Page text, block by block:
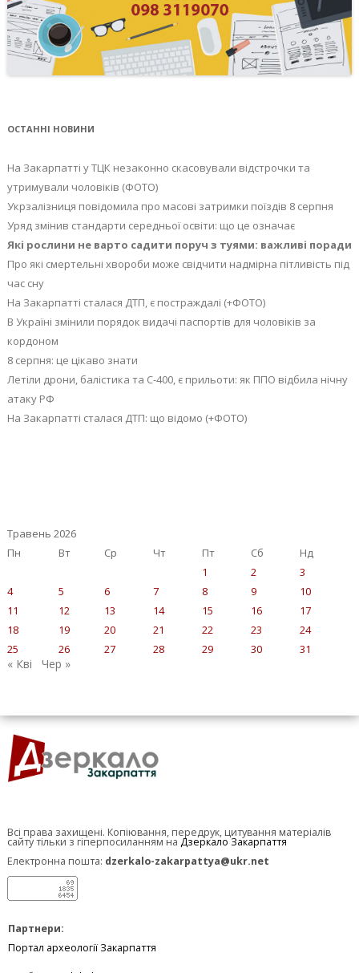
ОСТАННІ НОВИНИ
На Закарпатті у ТЦК незаконно скасовували відстрочки та
утримували чоловіків (ФОТО)
Укрзалізниця повідомила про масові затримки поїздів 8 серпня
Уряд змінив стандарти середньої освіти: що це означає
Які рослини не варто садити поруч з туями: важливі поради
Про які смертельні хвороби може свідчити надмірна пітливість під
час сну
На Закарпатті сталася ДТП, є постраждалі (+ФОТО)
В Україні змінили порядок видачі паспортів для чоловіків за
кордоном
8 серпня: це цікаво знати
Летіли дрони, балістика та С-400, є прильоти: як ППО відбила нічну
атаку РФ
На Закарпатті сталася ДТП: що відомо (+ФОТО)
Травень 2026
Пн
Вт Ср Чт Пт Сб
Нд
1
2
3
4
5 6 7 8 9
10
11
12 13 14 15 16
17
18
19 20 21 22 23
24
25
26 27 28 29 30 31
« Кві Чер »
Всі права захищені. Копіювання, передрук, цитування матеріалів
сайту тільки з гіперпосиланням на Дзеркало Закарпаття
Електронна пошта: dzerkalo-zakarpattya@ukr.net
Партнери:
Портал археології Закарпаття